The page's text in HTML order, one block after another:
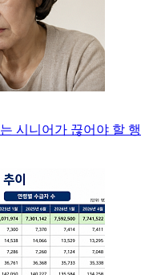
시니어가 끊어야 할 행